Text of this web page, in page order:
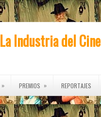
La Industria del Cine
» PREMIOS » REPORTAJES